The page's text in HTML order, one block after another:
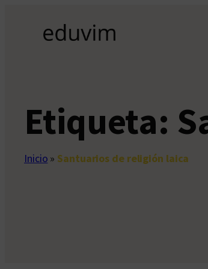
contenido
Etiqueta:
Inicio » Santuarios de religión laica